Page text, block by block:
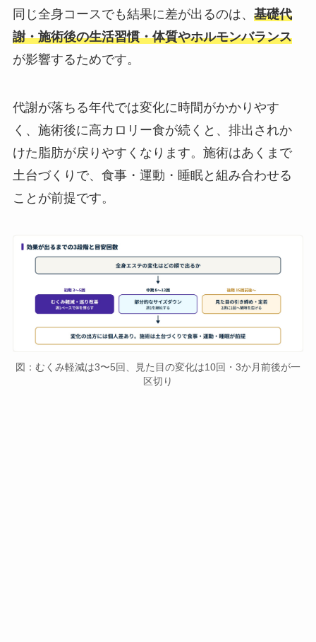
同じ全身コースでも結果に差が出るのは、 基礎代
謝・施術後の生活習慣・体質やホルモンバランス
が影響するためです。
代謝が落ちる年代では変化に時間がかかりやす
く、施術後に高カロリー食が続くと、排出されか
けた脂肪が戻りやすくなります。施術はあくまで
土台づくりで、食事・運動・睡眠と組み合わせる
ことが前提です。
図：むくみ軽減は3〜5回、見た目の変化は10回・3か月前後が一
区切り